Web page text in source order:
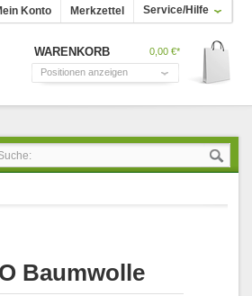
Konto Merkzettel Service/Hilfe
WARENKORB
0,00 €*
Positionen anzeigen
Baumwolle